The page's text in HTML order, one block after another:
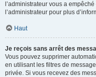
l’administrateur vous a
l’administrateur pour plus
Haut
Je reçois sans arrêt des
Vous pouvez supprimer
en utilisant les filtres de
privée. Si vous recevez des